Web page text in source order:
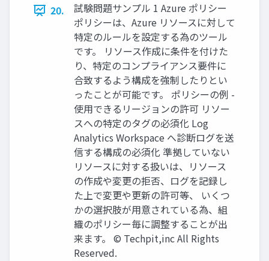
20.
試験問題サンプル 1 Azure ポリシー
ポリシーは、Azure リソースに対して
特定のルールを設定する為のツール
です。 リソース作成に条件を付けた
り、特定のコンプライアンス要件に
合致するよう構成を強制したりとい
ったことが可能です。 ポリシーの例 -
使用できるリージョンの許可 リソー
スへの特定のタグの必須化 Log
Analytics Workspace へ診断ログを送
信する構成の必須化 準拠していない
リソースに対する扱いは、リソース
の作成や変更の拒否、ログを記録し
た上で変更や更新の許可等、 いくつ
かの選択肢が用意されている為、組
織のポリシー毎に調整することが出
来ます。 © Techpit,inc All Rights
Reserved.